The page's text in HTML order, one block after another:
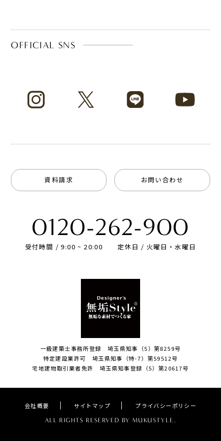
OFFICIAL SNS
資料請求 お問い合わせ
0120-262-900
受付時間 / 9:00 ~ 20:00 定休日 / 火曜日・水曜日
一級建築士事務所登録 埼玉県知事（5）第8259号
特定建設業許可 埼玉県知事（特-7）第59512号
宅地建物取引業者免許 埼玉県知事登録（5）第20617号
会社概要 サイトマップ プライバシーポリシー
ALL RIGHTS RESERVED BY MUKUSTYLE.